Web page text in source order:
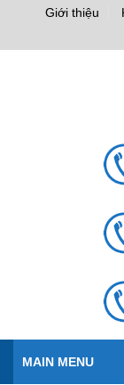
Giới thiệu
MAIN MENU